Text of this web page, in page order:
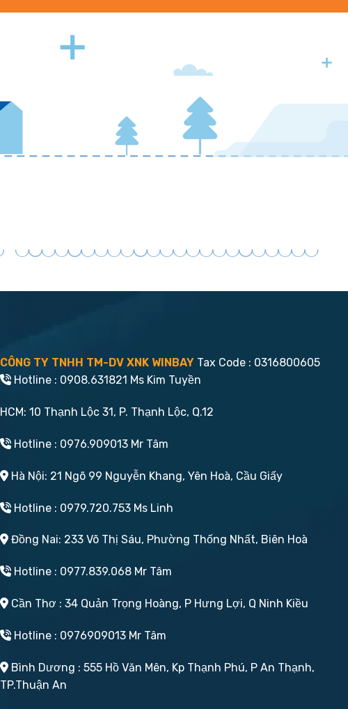
CÔNG TY TNHH TM-DV XNK WINBAY Tax Code : 0316800605
Hotline : 0908.631821 Ms Kim Tuyền
HCM: 10 Thạnh Lộc 31, P. Thạnh Lộc, Q.12
Hotline : 0976.909013 Mr Tâm
Hà Nội: 21 Ngõ 99 Nguyễn Khang, Yên Hoà, Cầu Giấy
Hotline : 0979.720.753 Ms Linh
Đồng Nai: 233 Võ Thị Sáu, Phường Thống Nhất, Biên Hoà
Hotline : 0977.839.068 Mr Tâm
Cần Thơ : 34 Quản Trọng Hoàng, P Hưng Lợi, Q Ninh Kiều
Hotline : 0976909013 Mr Tâm
Bình Dương : 555 Hồ Văn Mên, Kp Thạnh Phú, P An Thạnh,
TP.Thuận An